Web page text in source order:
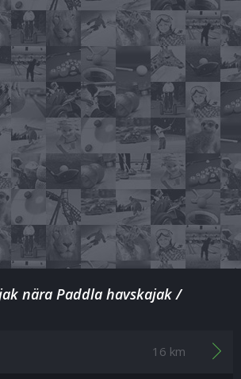
nära Paddla havskajak /
16 km